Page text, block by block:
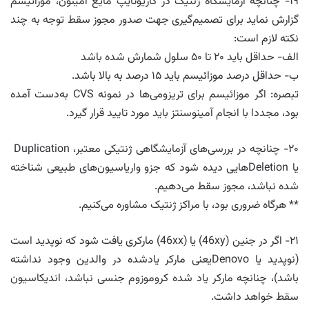
گزارش نماید برای تصمیم‌گیری جهت صدور مجوز سقط توجه به چند
نکته لازم است:
الف- حداقل باید ۲۰ تا ۵۰ سلول شمارش شده باشد
ب- حداقل درصد موزائیسم باید ۱۵ درصد به بالا باشد.
تبصره: اگر موزائیسم برای تریزومی‌ها در نمونه CVS به‌دست آمده
بود، مجددا با انجام آمینوسنتز باید مورد تایید قرار گیرد.
یا ‌Deletion‌هایی دیده شود که جزو واریاسیون‌های طبیعی شناخته
شده نباشد، مجوز سقط می‌دهیم.
** هرگاه ضروری بود، با مراکز ژنتیک مشاوره می‌کنیم.
۲۱- اگر در جنین (46xy) یا (46xx) مارکری یافت شود که نوپدید است
(نوپدید یا Denovoیعنی مارکر یادشده در والدین وجود نداشته
باشد)، چنانچه مارکر یاد شده کروموزوم جنسی نباشد، اندیکاسیون
سقط خواهد داشت.